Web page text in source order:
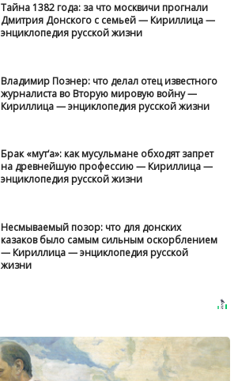
Тайна 1382 года: за что москвичи прогнали
Дмитрия Донского с семьей — Кириллица —
энциклопедия русской жизни
Владимир Познер: что делал отец известного
журналиста во Вторую мировую войну —
Кириллица — энциклопедия русской жизни
Брак «мут‘а»: как мусульмане обходят запрет
на древнейшую профессию — Кириллица —
энциклопедия русской жизни
Несмываемый позор: что для донских
казаков было самым сильным оскорблением
— Кириллица — энциклопедия русской
жизни